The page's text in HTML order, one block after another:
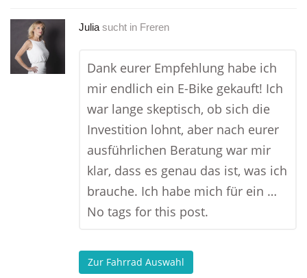
Julia sucht in Freren
Dank eurer Empfehlung habe ich
mir endlich ein E-Bike gekauft! Ich
war lange skeptisch, ob sich die
Investition lohnt, aber nach eurer
ausführlichen Beratung war mir
klar, dass es genau das ist, was ich
brauche. Ich habe mich für ein …
No tags for this post.
Zur Fahrrad Auswahl